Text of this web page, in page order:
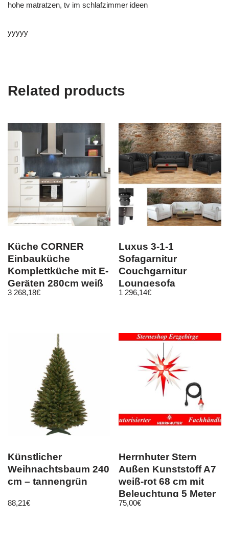
hohe matratzen, tv im schlafzimmer ideen
yyyyy
Related products
Küche CORNER
Einbauküche
Komplettküche mit E-
Geräten 280cm weiß
3 268,18€
Luxus 3-1-1
Sofagarnitur
Couchgarnitur
Loungesofa
Chesterfield
1 296,14€
Künstlicher
Weihnachtsbaum 240
cm – tannengrün
88,21€
Herrnhuter Stern
Außen Kunststoff A7
weiß-rot 68 cm mit
Beleuchtung 5 Meter
Kabel LED
75,00€